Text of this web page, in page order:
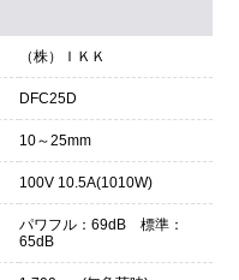
（株）ＩＫＫ
DFC25D
10～25mm
100V 10.5A(1010W)
パワフル：69dB 標準：
65dB